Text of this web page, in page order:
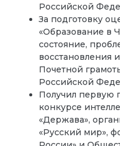
Российской
За подготовку
«Образование в
состояние,
восстановления
Почетной
Российской
Получил первую
конкурсе
«Держава»,
«Русский мир»,